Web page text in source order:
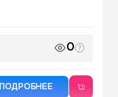
0
ПОДРОБНЕЕ